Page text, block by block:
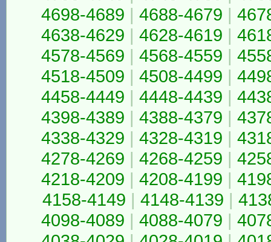
4698-4689 | 4688-4679 |
4638-4629 | 4628-4619 |
4578-4569 | 4568-4559 |
4518-4509 | 4508-4499 |
4458-4449 | 4448-4439 |
4398-4389 | 4388-4379 |
4338-4329 | 4328-4319 |
4278-4269 | 4268-4259 |
4218-4209 | 4208-4199 |
4158-4149 | 4148-4139 |
4098-4089 | 4088-4079 |